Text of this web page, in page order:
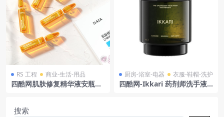
RS 工程 商业-生活-用品
四酷网肌肤修复精华液安瓶及
厨房-浴室-电器 衣服-鞋帽-洗护
四酷网-Ikkari 药剂师洗手液 5
搜索